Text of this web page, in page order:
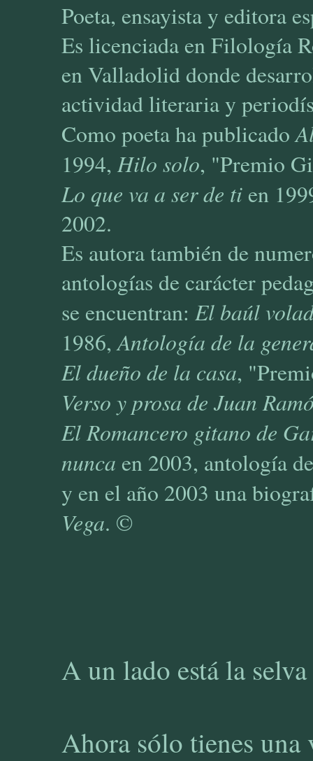
Poeta, ensayista y editora
Es licenciada en Filología
en Valladolid donde
actividad literaria y
Como poeta ha publicado
1994, Hilo solo, "Premio
Lo que va a ser de ti en
2002.
Es autora también de
antologías de carácter
se encuentran: El baúl
1986,Antología de la
El dueño de la casa,
Verso y prosa de Juan
El Romancero gitano de
nunca en 2003, antología
y en el año 2003 una
Vega. ©
A un lado está la
Ahora sólo tienes una